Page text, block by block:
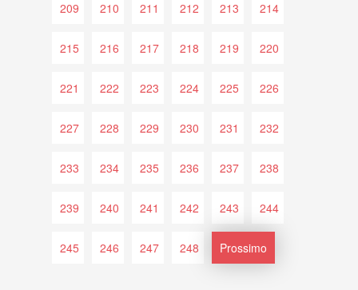
209 210 211 212 213 214
215 216 217 218 219 220
221 222 223 224 225 226
227 228 229 230 231 232
233 234 235 236 237 238
239 240 241 242 243 244
245 246 247 248 Prossimo